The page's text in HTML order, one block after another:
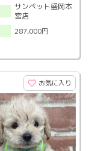
サンペット盛岡本
宮店
287,000円
お気に入り